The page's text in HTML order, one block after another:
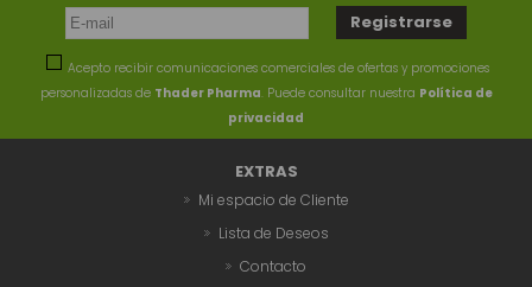
Acepto recibir comunicaciones comerciales de ofertas y promociones
personalizadas de Thader Pharma. Puede consultar nuestra Política de
privacidad
EXTRAS
Mi espacio de Cliente
Lista de Deseos
Contacto